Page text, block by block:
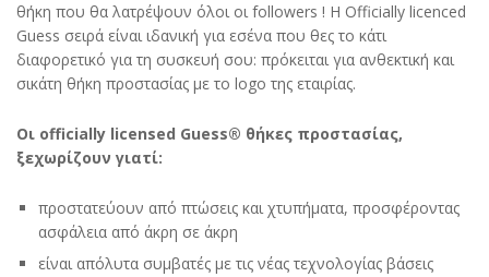
θήκη που θα λατρέψουν όλοι οι followers ! Η Officially licenced
Guess σειρά είναι ιδανική για εσένα που θες το κάτι
διαφορετικό για τη συσκευή σου: πρόκειται για ανθεκτική και
σικάτη θήκη προστασίας με το logo της εταιρίας.
Οι officially licensed Guess® θήκες προστασίας,
ξεχωρίζουν γιατί:
προστατεύουν από πτώσεις και χτυπήματα, προσφέροντας
ασφάλεια από άκρη σε άκρη
είναι απόλυτα συμβατές με τις νέας τεχνολογίας βάσεις